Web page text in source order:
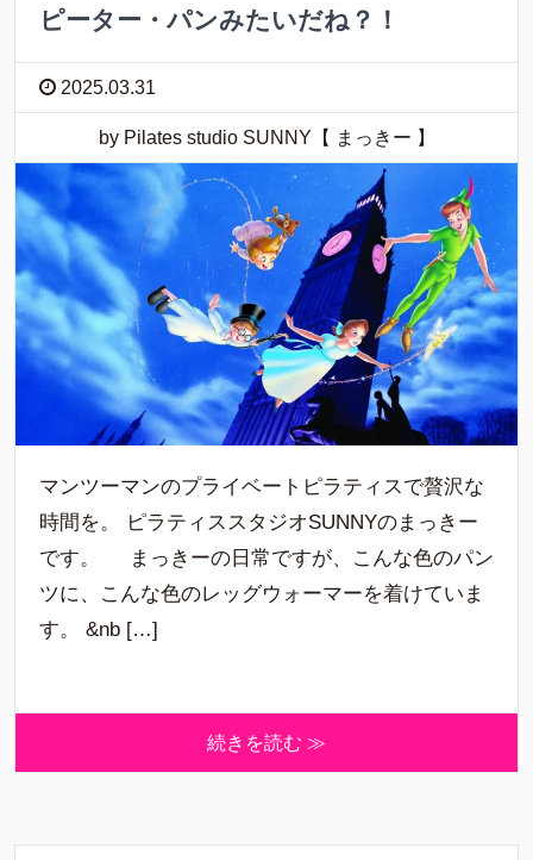
ピーター・パンみたいだね？！
2025.03.31
by Pilates studio SUNNY【 まっきー 】
マンツーマンのプライベートピラティスで贅沢な
時間を。 ピラティススタジオSUNNYのまっきー
です。 まっきーの日常ですが、こんな色のパン
ツに、こんな色のレッグウォーマーを着けていま
す。 &nb […]
続きを読む ≫